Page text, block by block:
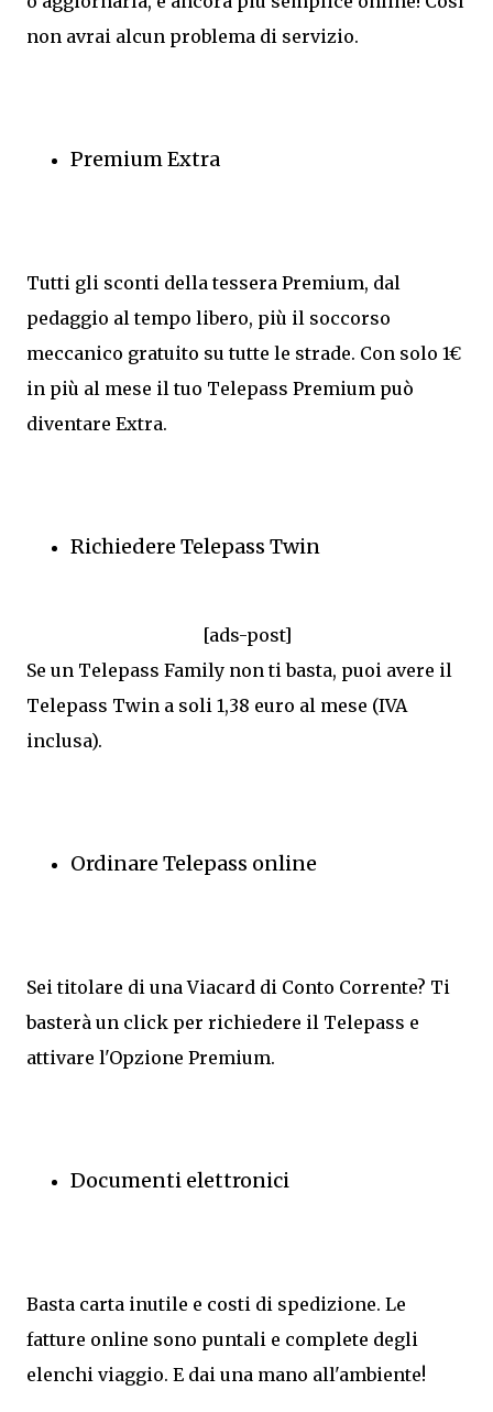
non avrai alcun problema di servizio.
Premium Extra
Tutti gli sconti della tessera Premium, dal
pedaggio al tempo libero, più il soccorso
meccanico gratuito su tutte le strade. Con solo 1€
in più al mese il tuo Telepass Premium può
diventare Extra.
Richiedere Telepass Twin
[ads-post]
Se un Telepass Family non ti basta, puoi avere il
Telepass Twin a soli 1,38 euro al mese (IVA
inclusa).
Ordinare Telepass online
Sei titolare di una Viacard di Conto Corrente? Ti
basterà un click per richiedere il Telepass e
attivare l'Opzione Premium.
Documenti elettronici
Basta carta inutile e costi di spedizione. Le
fatture online sono puntali e complete degli
elenchi viaggio. E dai una mano all'ambiente!